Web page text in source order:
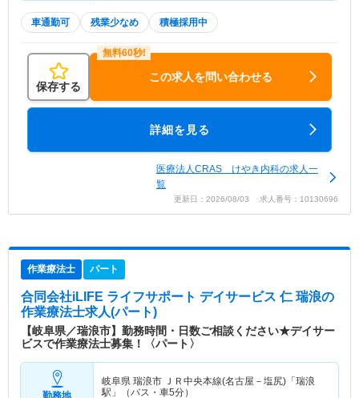
車通勤可 残業少なめ 積極採用中
保存する
この求人を問い合わせる
詳細を見る
医療法人CRAS けやき内科の求人一
覧
更新日：2026/08/03 求人番号：10130696
作業療法士 パート
合同会社iLIFE ライフサポート デイサービス 仁 瑞浪の
作業療法士求人(パート)
【岐阜県／瑞浪市】勤務時間・日数ご相談ください★デイサー
ビスで作業療法士募集！〈パート〉
岐阜県 瑞浪市 ＪＲ中央本線(名古屋－塩尻)「瑞浪
駅」（バス・車5分）